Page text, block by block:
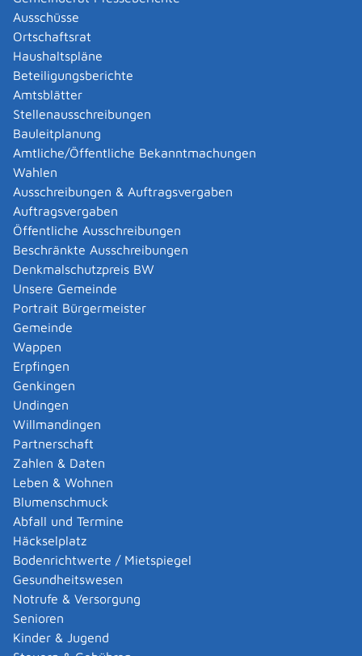
Ausschüsse
Ortschaftsrat
Haushaltspläne
Beteiligungsberichte
Amtsblätter
Stellenausschreibungen
Bauleitplanung
Amtliche/Öffentliche Bekanntmachungen
Wahlen
Ausschreibungen & Auftragsvergaben
Auftragsvergaben
Öffentliche Ausschreibungen
Beschränkte Ausschreibungen
Denkmalschutzpreis BW
Unsere Gemeinde
Portrait Bürgermeister
Gemeinde
Wappen
Erpfingen
Genkingen
Undingen
Willmandingen
Partnerschaft
Zahlen & Daten
Leben & Wohnen
Blumenschmuck
Abfall und Termine
Häckselplatz
Bodenrichtwerte / Mietspiegel
Gesundheitswesen
Notrufe & Versorgung
Senioren
Kinder & Jugend
Abgelaufenen Führerschein neu ausstellen lassen
Abgeltungsteuer - Nichtveranlagungs-
Bescheinigung beantragen
Abgeschlossenheitsbescheinigung zur Aufteilung
eines Gebäudes beantragen
Abmeldung / Außerbetriebsetzung für ein Fahrzeug
beantragen
Abschriften, Ablichtungen, Vervielfältigungen und
Negative amtlich beglaubigen lassen
Abwasser entsorgen
Abwasserbeseitigung - dezentrale Beseitigung von
Regenwasser beantragen oder anzeigen
Abweichende Regelungen zum Schichtbetrieb
beantragen
Abweichende Ruhezeit beantragen
Adoption - Akteneinsicht beantragen
Adoption - sich als Adoptiveltern bewerben
Adoption eines ausländischen Kindes -
Beurkundung im Geburtenregister beantragen
Adoption eines ausländischen Kindes -
Umwandlung einer schwachen in eine starke
Adoption beantragen
Adoption eines deutschen Kindes - Beurkundung
von Amts wegen
Adoption eines erwachsenen Menschen beantragen
Adoptionspflege eines minderjährigen Kindes
aufnehmen
Adressänderung auf der eID-Karte beantragen
Adressbuch - Eintrag sperren lassen
Akademische Gesundheitsberufe - Anerkennung der
Weiterbildung beantragen
Akademische Grade, Titel und Bezeichnungen bei
anerkannten Spätaussiedlern - Gradumwandlungen
beantragen